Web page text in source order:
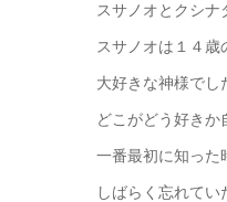
スサノオとクシナ
スサノオは１４歳
大好きな神様でし
どこがどう好きか
一番最初に知った
しばらく忘れてい